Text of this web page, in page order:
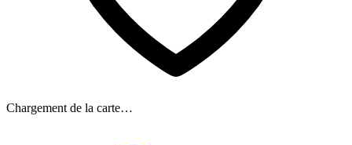
Chargement de la carte…